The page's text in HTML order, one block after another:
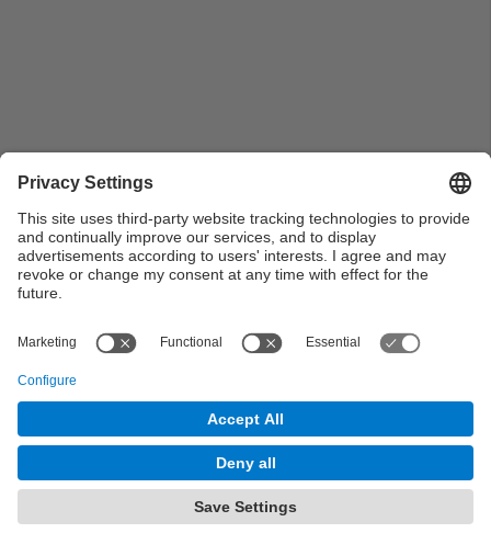
Persones jugant a bàsquet a la pista poliesportiva i
gent asseguda al costat o de peu a la zona del
Terrassa
© UPC Universitat Politècnica de Catalunya ·
BarcelonaTech